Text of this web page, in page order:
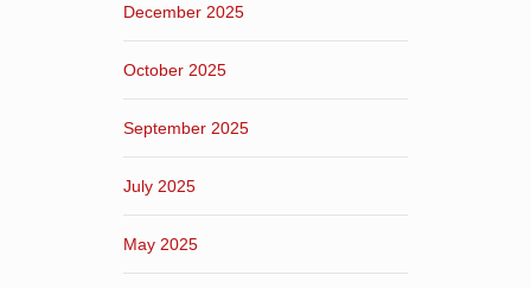
December 2025
October 2025
September 2025
July 2025
May 2025